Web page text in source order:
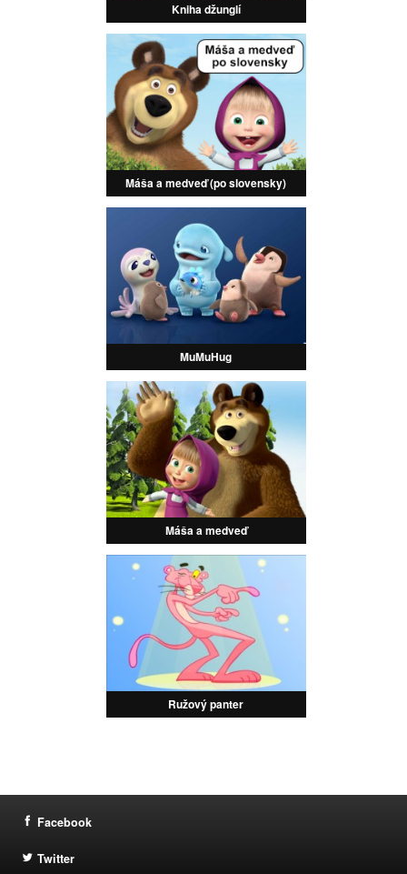
Kniha džunglí
Máša a medveď (po slovensky)
MuMuHug
Máša a medveď
Ružový panter
Facebook
Twitter